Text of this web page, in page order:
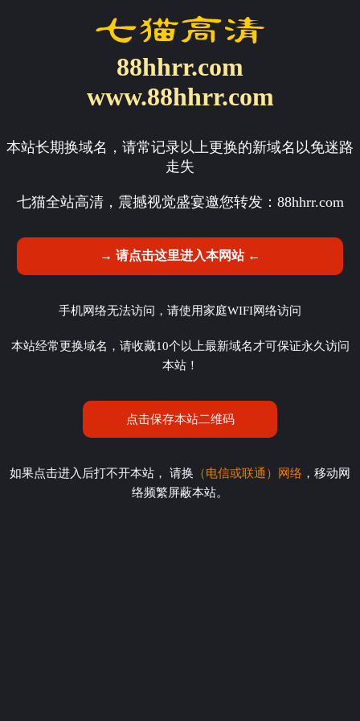
88hhrr.com
www.88hhrr.com
本站长期换域名，请常记录以上更换的新域名以免迷路
走失
七猫全站高清，震撼视觉盛宴邀您转发： 88hhrr.com
→ 请点击这里进入本网站 ←
手机网络无法访问，请使用家庭WIFI网络访问
本站经常更换域名，请收藏10个以上最新域名才可保证永久访问
本站！
点击保存本站二维码
如果点击进入后打不开本站， 请换 （电信或联通）网络 ，移动网
络频繁屏蔽本站。